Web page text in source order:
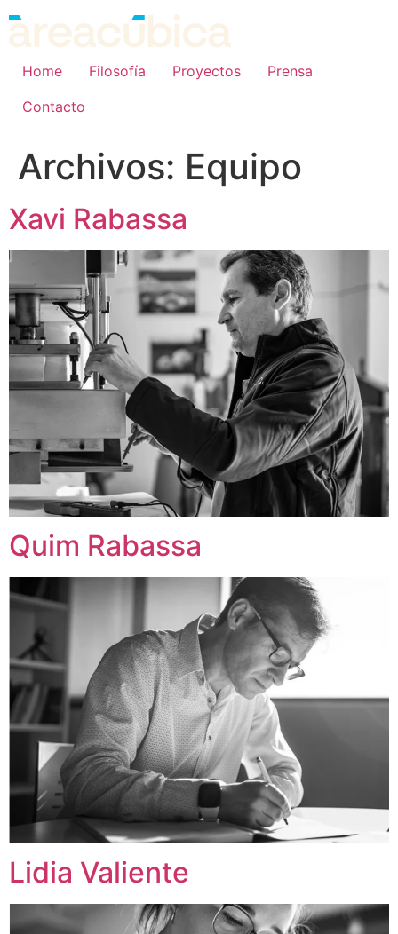
Home Filosofía Proyectos
Prensa
Contacto
Archivos: Equipo
Xavi Rabassa
Quim Rabassa
Lidia Valiente